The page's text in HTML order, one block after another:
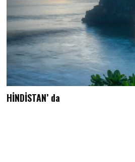
HİNDİSTAN’ da